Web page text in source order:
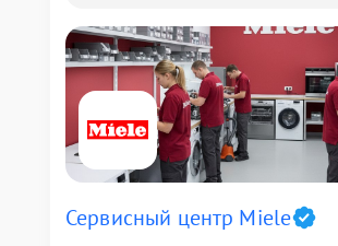
Сервисный центр Miele